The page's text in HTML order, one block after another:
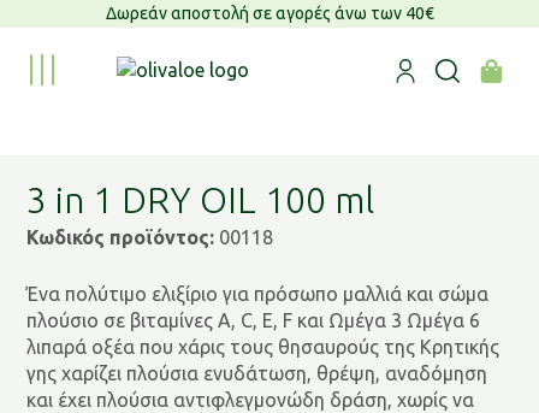
Δωρεάν αποστολή σε αγορές άνω των 40€
3 in 1 DRY OIL 100 ml
Κωδικός προϊόντος: 00118
Ένα πολύτιμο ελιξίριο για πρόσωπο μαλλιά και σώμα
πλούσιο σε βιταμίνες Α, C, E, F και Ωμέγα 3 Ωμέγα 6
λιπαρά οξέα που χάρις τους θησαυρούς της Κρητικής
γης χαρίζει πλούσια ενυδάτωση, θρέψη, αναδόμηση
και έχει πλούσια αντιφλεγμονώδη δράση, χωρίς να